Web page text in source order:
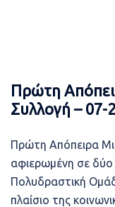
Πρώτη
Συλλογή – 07-
Πρώτη Απόπειρα
αφιερωμένη σε
Πολυδραστική
πλαίσιο της